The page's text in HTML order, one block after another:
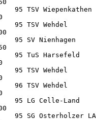
95 TSV
95 TSV Wehdel
95 SV Nienhagen
95 TuS
95 TSV Wehdel
96 TSV Wehdel
95 LG Celle-
95 SG Osterholzer